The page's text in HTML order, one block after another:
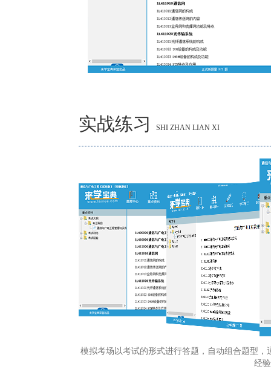
实战练习 SHI ZHAN LIAN XI
模拟考场以考试的形式进行答题，自动组合题型
经